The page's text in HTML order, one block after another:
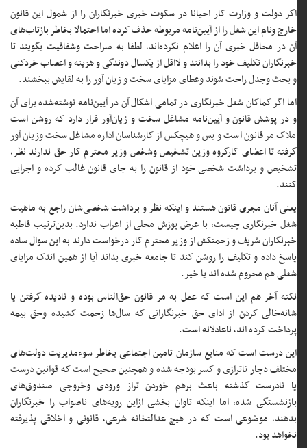
اگر دولت و وزارت کار احیانا در سکوت خبری خبرنگاران را از شمول این قانون
خارج ونام این شغل را از آیین‌نامه مربوطه حذف کرده اما احتمالا بخاطر بازتاب‌های
آن در محافل خبری آن را اعلام نکرده‌اند، لطفا به صراحت وشفافیت بگویند تا
خبرنگاران تکلیف خود را بدانند و لااقل از یکسال دوندگی و هزینه و اعصاب خردکنی
و بحث وجدل راحت شوند وعطای مزایای سخت و زیان آور را به لقایش ببخشند.
اما اگر کماکان شغل خبرنگاری در تمامی اشکال آن در آیین‌نامه نوشته‌شده برای آن
و در پوشش قانون و آیین‌نامه مشاغل سخت و زیان‌آور قرار دارد که روشن است
ملاک مر قانون است و بس و هیچکس از کارشناسان اداره مشاغل سخت وزیان آور
گرفته تا اعضای کارگروه وزین تشخیص وشخص وزیر محترم کار حق ندارند نظر،
تشخیص و برداشت شخصی خود از قانون را به جای قانون غالب کرده و اجرایی
کنند.
یعنی آنان مجری قانون هستند و اینکه نظر و برداشت شخصی‌شان راجع به ماهیت
شغل خبرنگاری چیست، با عرض پوزش محلی از اعراب ندارد. بدین‌ترتیب قاطبه
خبرنگاران شریف و زحمتکش از وزیر محترم کار درخواست دارند به این سوال ساده
پاسخ داده و تکلیف را روشن کند تا جامعه خبری بداند آیا از همین اندک مزایای
شغلی هم محروم شده اند یا خیر.
نکته آخر هم این است که عمل به مر قانون حق‌الناس بوده و نادیده گرفتن یا
شانه‌خالی کردن از ادای حق خبرنگارانی که سال‌ها زحمت کشیده وحق بیمه
پرداخت کرده اند، ناعادلانه است.
این درست است که منابع سازمان تامین اجتماعی بخاطر سوء‌مدیریت دولت‌های
مختلف دچار ناترازی و کسر بودجه شده و همچنین صحیح است که قوانین درست
یا نادرست گذشته باعث برهم خوردن تراز ورودی وخروجی صندوق‌های
بازنشستگی شده، اما اینکه تاوان بخشی ازاین رویه‌های ناصواب را خبرنگاران
بدهند، موضوعی است که در هیچ عدالتخانه شرعی، قانونی و اخلاقی پذیرفته
نخواهد بود.